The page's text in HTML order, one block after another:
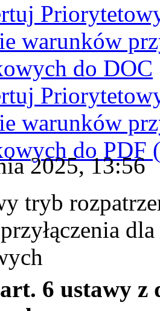
warunków
do DOC
warunków
do PDF
2025, 13:56
tryb
6 ustawy z